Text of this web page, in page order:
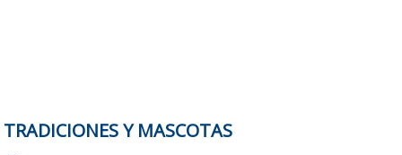
TRADICIONES Y MASCOTAS